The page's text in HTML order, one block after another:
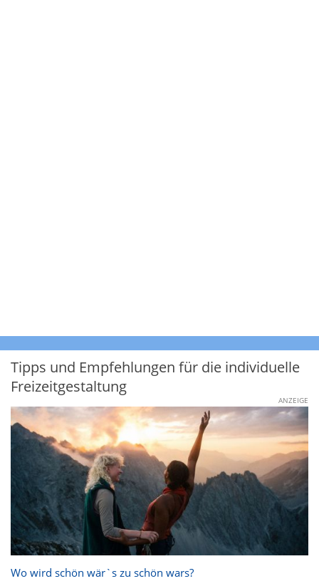
Tipps und Empfehlungen für die individuelle
Freizeitgestaltung
ANZEIGE
Wo wird schön wär`s zu schön wars?